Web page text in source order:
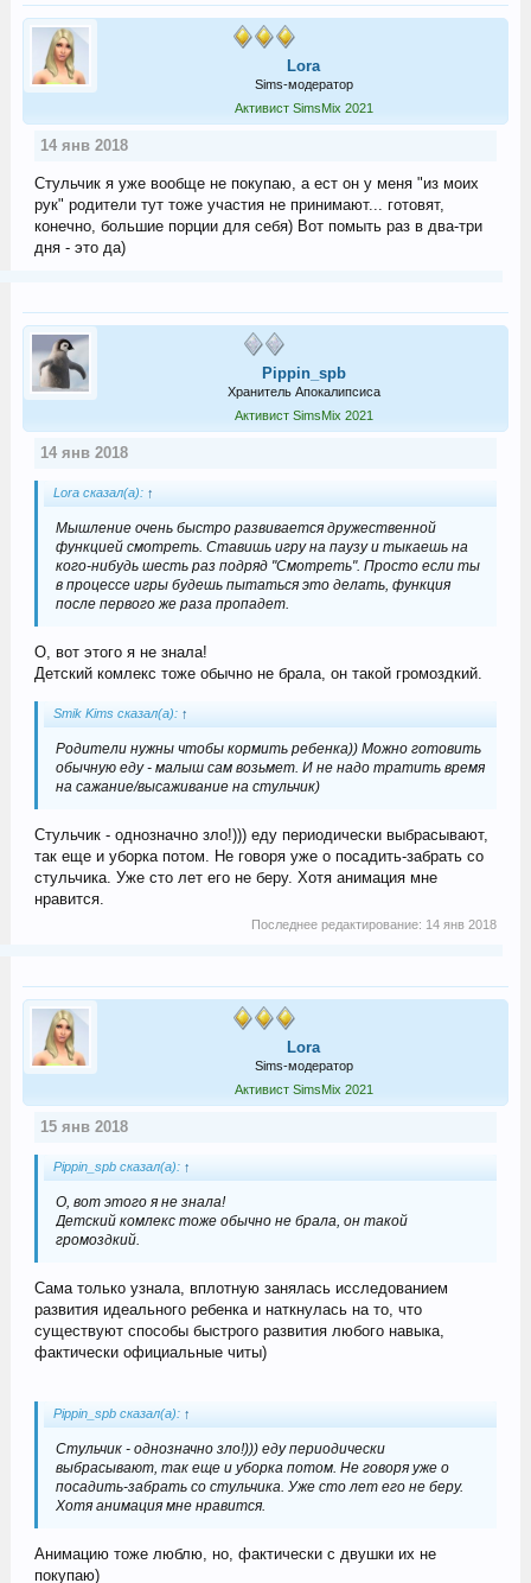
Lora
Sims-модератор
Активист SimsMix 2021
14 янв 2018
Стульчик я уже вообще не покупаю, а ест он у меня "из моих
рук" родители тут тоже участия не принимают... готовят,
конечно, большие порции для себя) Вот помыть раз в два-три
дня - это да)
Pippin_spb
Хранитель Апокалипсиса
Активист SimsMix 2021
14 янв 2018
Lora сказал(а): ↑
Мышление очень быстро развивается дружественной
функцией смотреть. Ставишь игру на паузу и тыкаешь на
кого-нибудь шесть раз подряд "Смотреть". Просто если ты
в процессе игры будешь пытаться это делать, функция
после первого же раза пропадет.
О, вот этого я не знала!
Детский комлекс тоже обычно не брала, он такой громоздкий.
Smik Kims сказал(а): ↑
Родители нужны чтобы кормить ребенка)) Можно готовить
обычную еду - малыш сам возьмет. И не надо тратить время
на сажание/высаживание на стульчик)
Стульчик - однозначно зло!))) еду периодически выбрасывают,
так еще и уборка потом. Не говоря уже о посадить-забрать со
стульчика. Уже сто лет его не беру. Хотя анимация мне
нравится.
Последнее редактирование: 14 янв 2018
Lora
Sims-модератор
Активист SimsMix 2021
15 янв 2018
Pippin_spb сказал(а): ↑
О, вот этого я не знала!
Детский комлекс тоже обычно не брала, он такой
громоздкий.
Сама только узнала, вплотную занялась исследованием
развития идеального ребенка и наткнулась на то, что
существуют способы быстрого развития любого навыка,
фактически официальные читы)
Pippin_spb сказал(а): ↑
Стульчик - однозначно зло!))) еду периодически
выбрасывают, так еще и уборка потом. Не говоря уже о
посадить-забрать со стульчика. Уже сто лет его не беру.
Хотя анимация мне нравится.
Анимацию тоже люблю, но, фактически с двушки их не
покупаю)